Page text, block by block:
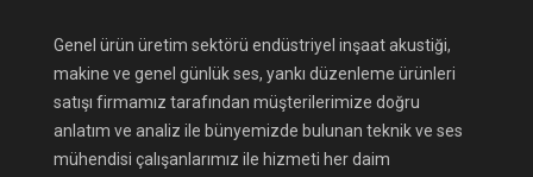
Genel ürün üretim sektörü endüstriyel inşaat akustiği,
makine ve genel günlük ses, yankı düzenleme ürünleri
satışı firmamız tarafından müşterilerimize doğru
anlatım ve analiz ile bünyemizde bulunan teknik ve ses
mühendisi çalışanlarımız ile hizmeti her daim